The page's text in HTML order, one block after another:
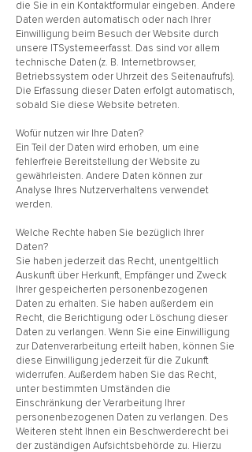
die Sie in ein Kontaktformular eingeben. Andere
Daten werden automatisch oder nach Ihrer
Einwilligung beim Besuch der Website durch
unsere ITSystemeerfasst. Das sind vor allem
technische Daten (z. B. Internetbrowser,
Betriebssystem oder Uhrzeit des Seitenaufrufs).
Die Erfassung dieser Daten erfolgt automatisch,
sobald Sie diese Website betreten.
Wofür nutzen wir Ihre Daten?
Ein Teil der Daten wird erhoben, um eine
fehlerfreie Bereitstellung der Website zu
gewährleisten. Andere Daten können zur
Analyse Ihres Nutzerverhaltens verwendet
werden.
Welche Rechte haben Sie bezüglich Ihrer
Daten?
Sie haben jederzeit das Recht, unentgeltlich
Auskunft über Herkunft, Empfänger und Zweck
Ihrer gespeicherten personenbezogenen
Daten zu erhalten. Sie haben außerdem ein
Recht, die Berichtigung oder Löschung dieser
Daten zu verlangen. Wenn Sie eine Einwilligung
zur Datenverarbeitung erteilt haben, können Sie
diese Einwilligung jederzeit für die Zukunft
widerrufen. Außerdem haben Sie das Recht,
unter bestimmten Umständen die
Einschränkung der Verarbeitung Ihrer
personenbezogenen Daten zu verlangen. Des
Weiteren steht Ihnen ein Beschwerderecht bei
der zuständigen Aufsichtsbehörde zu. Hierzu